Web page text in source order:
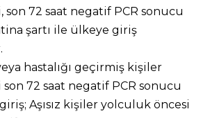
72 saat negatif PCR sonucu
şartı ile ülkeye giriş
hastalığı geçirmiş kişiler
72 saat negatif PCR sonucu
Aşısız kişiler yolculuk öncesi